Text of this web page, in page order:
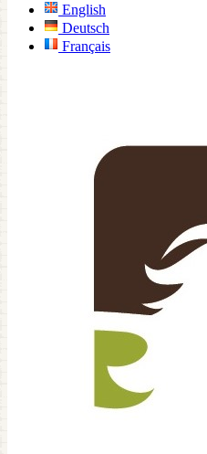
English
Deutsch
Français